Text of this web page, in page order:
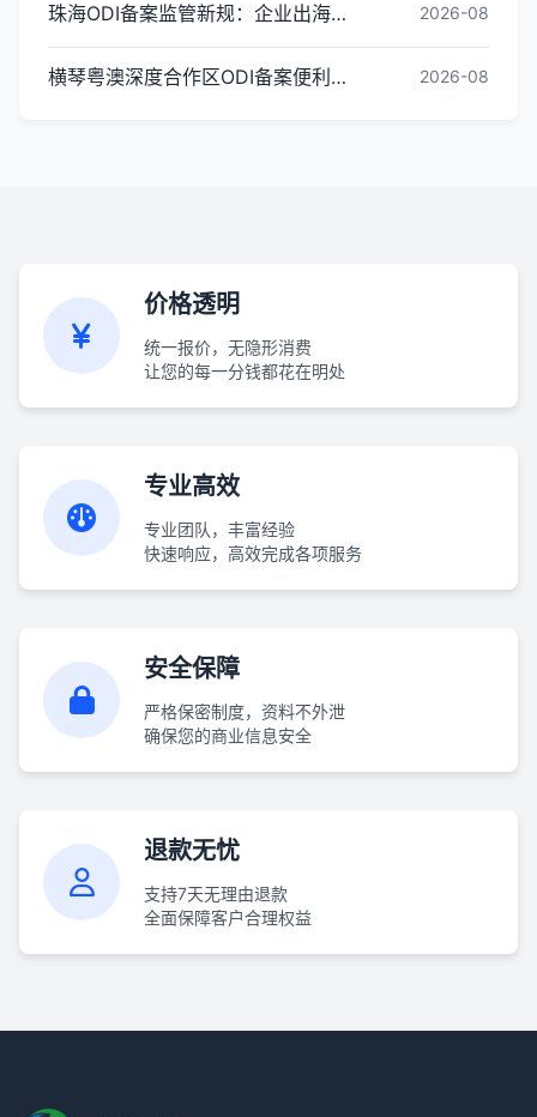
珠海ODI备案监管新规：企业出海投资合规红线梳理 2026-08
横琴粤澳深度合作区ODI备案便利化政策全解读 2026-08
价格透明
统一报价，无隐形消费
让您的每一分钱都花在明处
专业高效
专业团队，丰富经验
快速响应，高效完成各项服务
安全保障
严格保密制度，资料不外泄
确保您的商业信息安全
退款无忧
支持7天无理由退款
全面保障客户合理权益